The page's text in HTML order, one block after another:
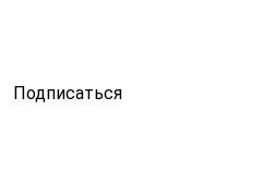
Подписаться